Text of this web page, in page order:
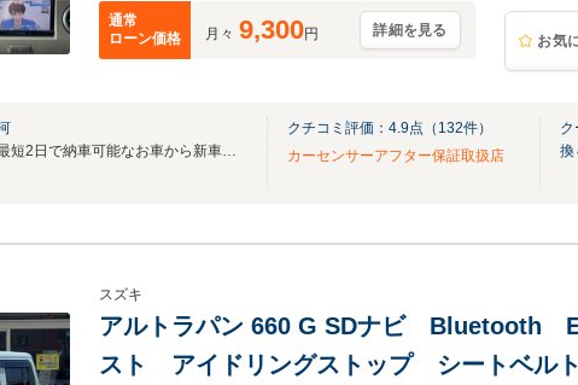
通常
ローン価格
月々 9,300円 詳細を見る
お気
クチコミ評価： 4.9 点（ 132件）
カーセンサーアフター保証取扱店
換
スズキ
アルトラパン 660 G SDナビ Bluetooth
スト アイドリングストップ シートベル